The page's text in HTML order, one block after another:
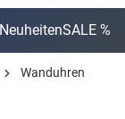
NeuheitenSALE %
Wanduhren